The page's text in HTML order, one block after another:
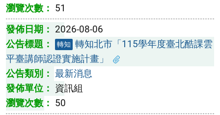
51
2026-08-06
轉知 轉知北市「115學年度臺北酷課雲
平臺講師認證實施計畫」
最新消息
資訊組
50